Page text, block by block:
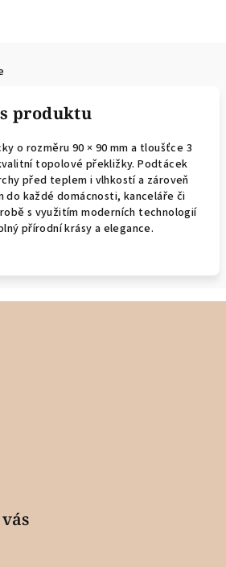
produktu
o rozměru 90 × 90 mm a tloušťce 3
topolové překližky. Podtácek
před teplem i vlhkostí a zároveň
do každé domácnosti, kanceláře či
s využitím moderních technologií
přírodní krásy a elegance.